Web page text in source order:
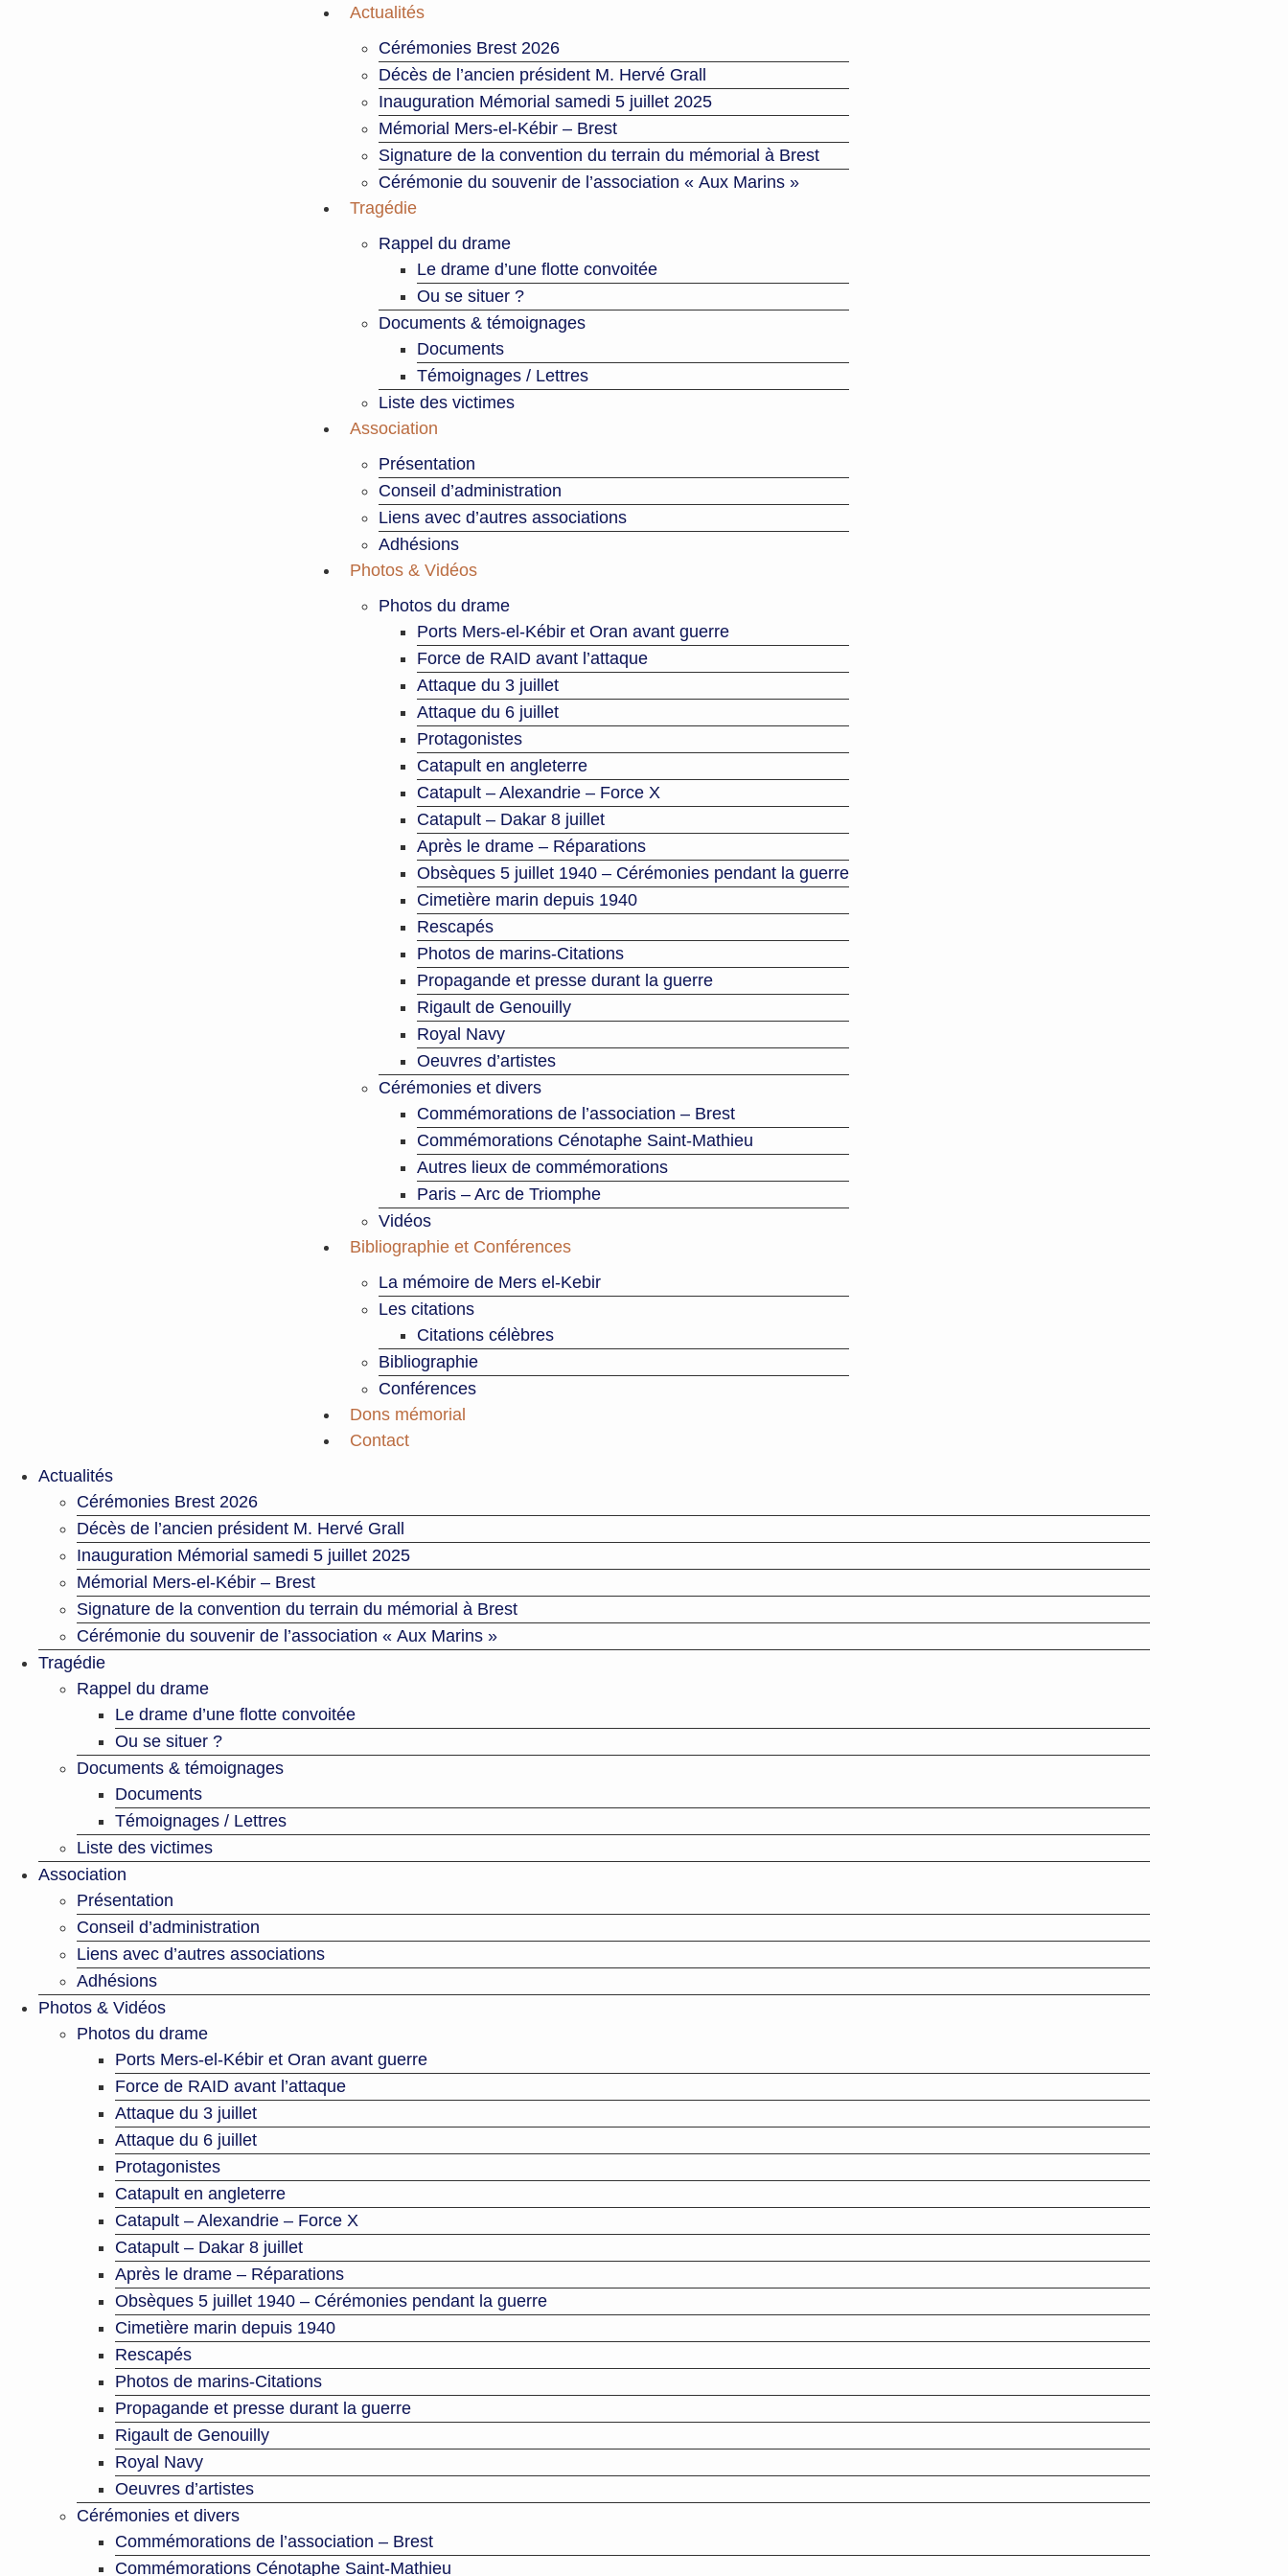
Actualités
Cérémonies Brest 2026
Décès de l’ancien président M. Hervé Grall
Inauguration Mémorial samedi 5 juillet 2025
Mémorial Mers-el-Kébir – Brest
Signature de la convention du terrain du mémorial à Brest
Cérémonie du souvenir de l’association « Aux Marins »
Tragédie
Rappel du drame
Le drame d’une flotte convoitée
Ou se situer ?
Documents & témoignages
Documents
Témoignages / Lettres
Liste des victimes
Association
Présentation
Conseil d’administration
Liens avec d’autres associations
Adhésions
Photos & Vidéos
Photos du drame
Ports Mers-el-Kébir et Oran avant guerre
Force de RAID avant l’attaque
Attaque du 3 juillet
Attaque du 6 juillet
Protagonistes
Catapult en angleterre
Catapult – Alexandrie – Force X
Catapult – Dakar 8 juillet
Après le drame – Réparations
Obsèques 5 juillet 1940 – Cérémonies pendant la guerre
Cimetière marin depuis 1940
Rescapés
Photos de marins-Citations
Propagande et presse durant la guerre
Rigault de Genouilly
Royal Navy
Oeuvres d’artistes
Cérémonies et divers
Commémorations de l’association – Brest
Commémorations Cénotaphe Saint-Mathieu
Autres lieux de commémorations
Paris – Arc de Triomphe
Vidéos
Bibliographie et Conférences
La mémoire de Mers el-Kebir
Les citations
Citations célèbres
Bibliographie
Conférences
Dons mémorial
Contact
Actualités
Cérémonies Brest 2026
Décès de l’ancien président M. Hervé Grall
Inauguration Mémorial samedi 5 juillet 2025
Mémorial Mers-el-Kébir – Brest
Signature de la convention du terrain du mémorial à Brest
Cérémonie du souvenir de l’association « Aux Marins »
Tragédie
Rappel du drame
Le drame d’une flotte convoitée
Ou se situer ?
Documents & témoignages
Documents
Témoignages / Lettres
Liste des victimes
Association
Présentation
Conseil d’administration
Liens avec d’autres associations
Adhésions
Photos & Vidéos
Photos du drame
Ports Mers-el-Kébir et Oran avant guerre
Force de RAID avant l’attaque
Attaque du 3 juillet
Attaque du 6 juillet
Protagonistes
Catapult en angleterre
Catapult – Alexandrie – Force X
Catapult – Dakar 8 juillet
Après le drame – Réparations
Obsèques 5 juillet 1940 – Cérémonies pendant la guerre
Cimetière marin depuis 1940
Rescapés
Photos de marins-Citations
Propagande et presse durant la guerre
Rigault de Genouilly
Royal Navy
Oeuvres d’artistes
Cérémonies et divers
Commémorations de l’association – Brest
Commémorations Cénotaphe Saint-Mathieu